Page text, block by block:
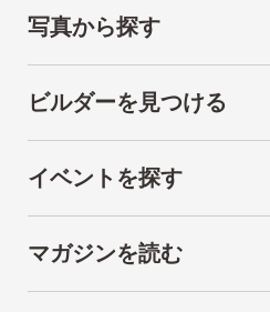
写真から探す
ビルダーを見つける
イベントを探す
マガジンを読む